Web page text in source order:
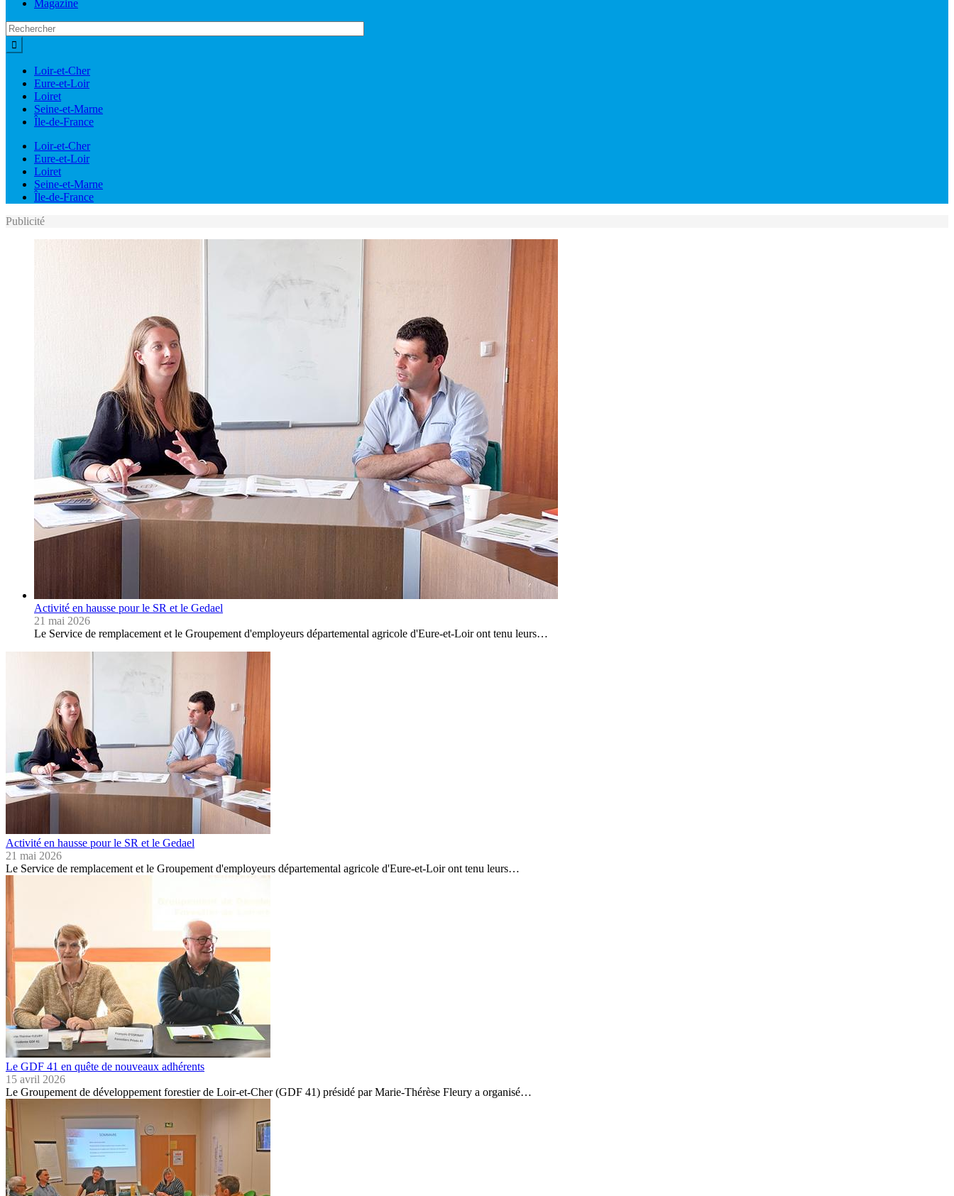
Magazine
Loir-et-Cher
Eure-et-Loir
Loiret
Seine-et-Marne
Île-de-France
Loir-et-Cher
Eure-et-Loir
Loiret
Seine-et-Marne
Île-de-France
Publicité
Activité en hausse pour le SR et le Gedael
21 mai 2026
Le Service de remplacement et le Groupement d'employeurs départemental agricole d'Eure-et-Loir ont tenu leurs…
Activité en hausse pour le SR et le Gedael
21 mai 2026
Le Service de remplacement et le Groupement d'employeurs départemental agricole d'Eure-et-Loir ont tenu leurs…
Le GDF 41 en quête de nouveaux adhérents
15 avril 2026
Le Groupement de développement forestier de Loir-et-Cher (GDF 41) présidé par Marie-Thérèse Fleury a organisé…